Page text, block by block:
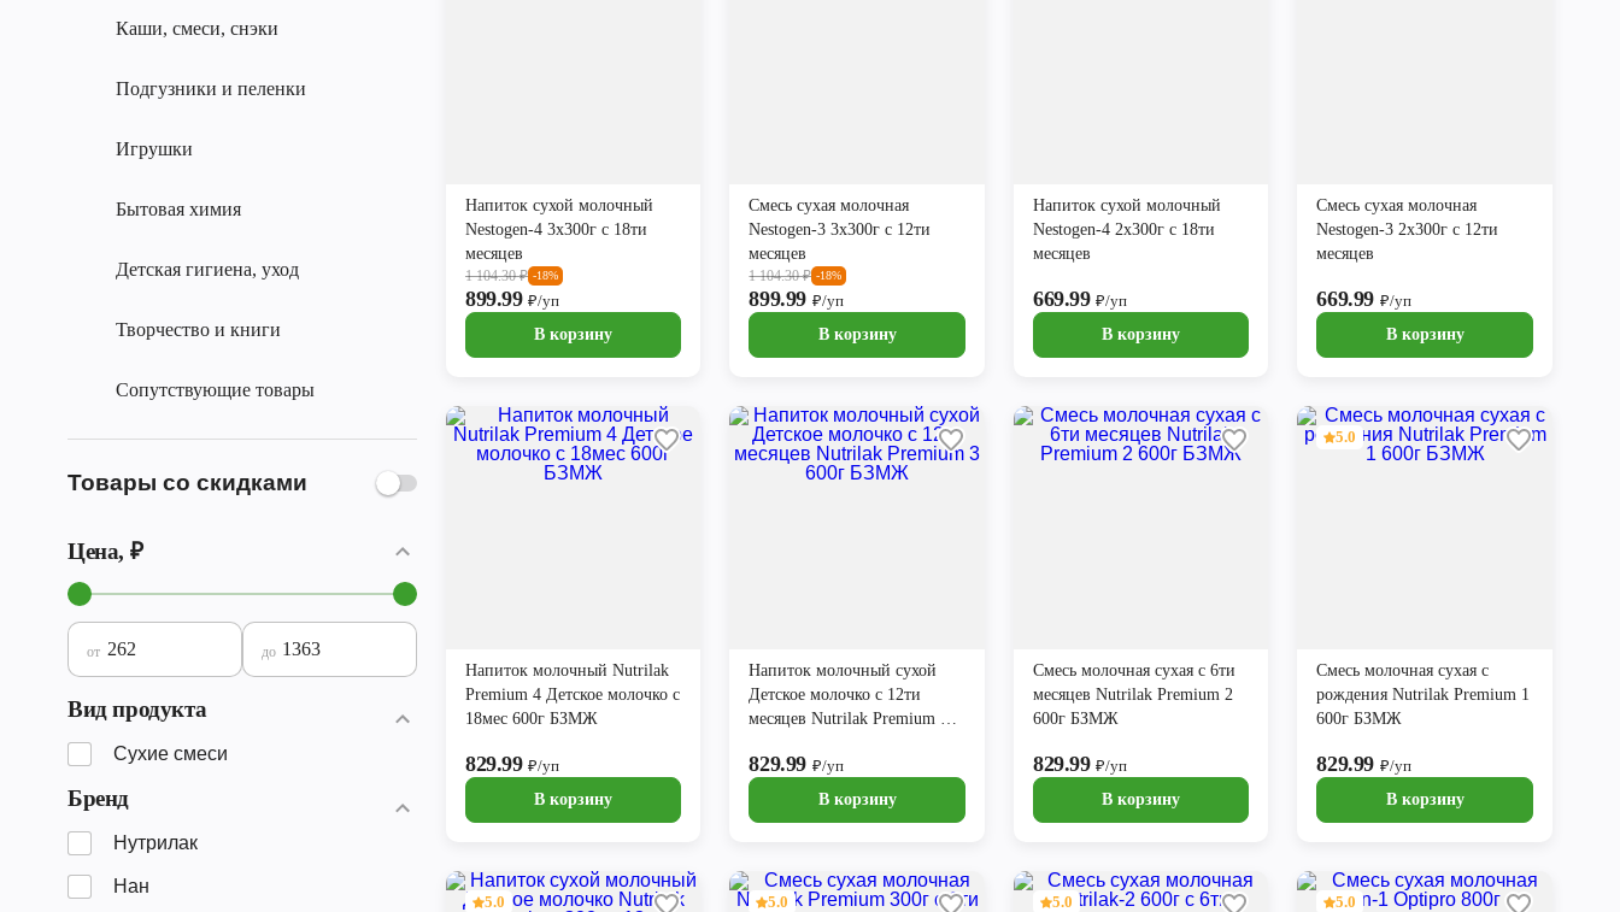
Каши, смеси, снэки
Подгузники и пеленки
Игрушки
Бытовая химия
Детская гигиена, уход
Творчество и книги
Сопутствующие товары
Товары со скидками
Цена, ₽
от до
Вид продукта
Сухие смеси
Бренд
Нутрилак
Нан
Напиток сухой молочный
Nestogen-4 3х300г с 18ти
месяцев
1 104.30₽ -18%
899.99₽/уп
В корзину
Смесь сухая молочная
Nestogen-3 3х300г с 12ти
месяцев
1 104.30₽ -18%
899.99 ₽/уп
В корзину
Напиток сухой молочный
Nestogen-4 2х300г с 18ти
месяцев
669.99₽/уп
В корзину
Смесь сухая молочная
Nestogen-3 2х300г с 12ти
месяцев
669.99 ₽/уп
В корзину
Напиток молочный Nutrilak
Premium 4 Детское молочко с
18мес 600г БЗМЖ
829.99₽/уп
В корзину
Напиток молочный сухой
Детское молочко с 12ти
месяцев Nutrilak Premium 3
829.99 ₽/уп
В корзину
Смесь молочная сухая с 6ти
месяцев Nutrilak Premium 2
600г БЗМЖ
829.99₽/уп
В корзину
5.0
Смесь молочная сухая с
рождения Nutrilak Premium 1
600г БЗМЖ
829.99 ₽/уп
В корзину
5.0 5.0 5.0 5.0